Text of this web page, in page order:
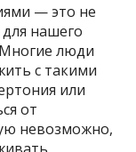
— это не
нашего
Многие люди
с такими
или
от
невозможно,